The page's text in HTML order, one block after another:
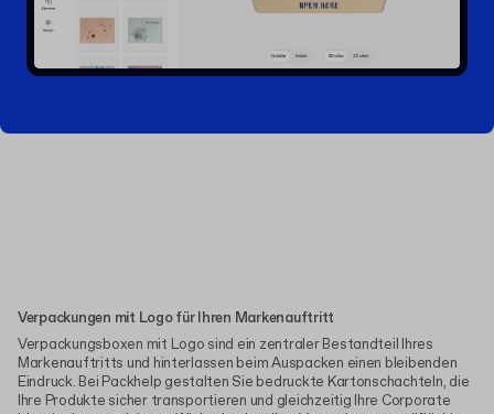
Verpackungen mit Logo für Ihren Markenauftritt
Verpackungsboxen mit Logo sind ein zentraler Bestandteil Ihres
Markenauftritts und hinterlassen beim Auspacken einen bleibenden
Eindruck. Bei Packhelp gestalten Sie bedruckte Kartonschachteln, die
Ihre Produkte sicher transportieren und gleichzeitig Ihre Corporate